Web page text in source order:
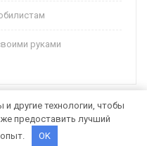
руками
от Themespride
другие технологии, чтобы
предоставить лучший
OK